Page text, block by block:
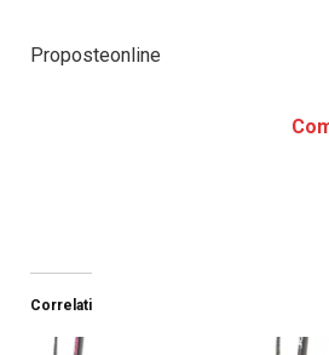
Proposteonline
Correlati